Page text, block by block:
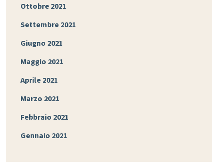
Ottobre 2021
Settembre 2021
Giugno 2021
Maggio 2021
Aprile 2021
Marzo 2021
Febbraio 2021
Gennaio 2021